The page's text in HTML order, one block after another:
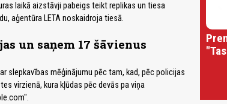
laikā aizstāvji pabeigs teikt replikas un tiesa
aģentūra LETA noskaidroja tiesā.
un saņem 17 šāvienus
slepkavības mēģinājumu pēc tam, kad, pēc policijas
virzienā, kura kļūdas pēc devās pa viņa